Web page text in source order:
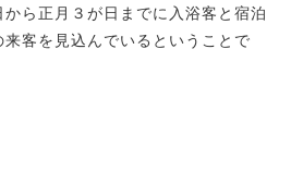
ら正月３が日までに入浴客と宿泊
客を見込んでいるということで